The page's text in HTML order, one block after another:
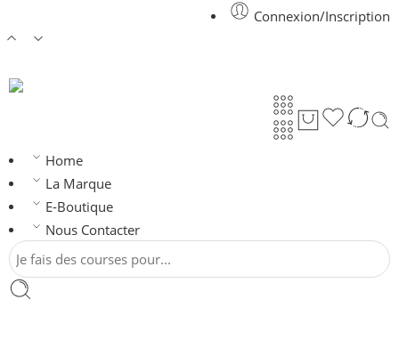
Connexion/Inscription
Home
La Marque
E-Boutique
Nous Contacter